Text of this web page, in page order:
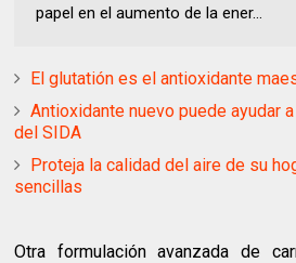
papel en el aumento de la ener...
El glutatión es el antioxidante
Antioxidante nuevo puede ayudar
del SIDA
Proteja la calidad del aire de su
sencillas
Otra formulación avanzada de